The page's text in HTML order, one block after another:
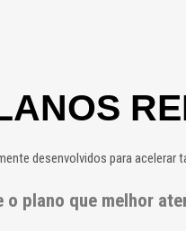
desenvolvidos para
o plano que melhor